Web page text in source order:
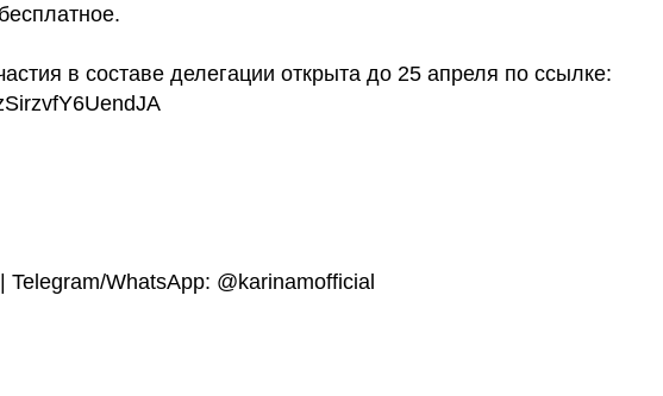
в составе делегации открыта до 25 апреля по ссылке:
Telegram/WhatsApp: @karinamofficial